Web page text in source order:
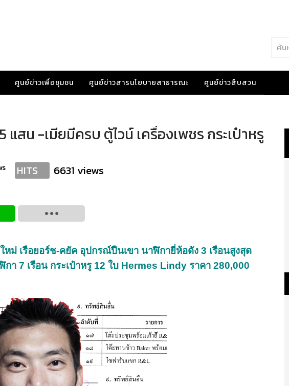
ศูนย์ข่าวเพื่อชุมชน ศูนย์ข่าวสารนโยบายสาธารณะ ศูนย์ข่าวสืบสวน
แสน -เมียมีครบ ตู้ไวน์ เครื่องเพชร กระเป๋าหรู
HITS 6631 views
หม่ เรือยอร์ช-คยัค อุปกรณ์ปืนเขา นาฬิกายี่ห้อดัง 3 เรือนสูงสุด
า 7 เรือน กระเป๋าหรู 12 ใบ Hermes Lindy ราคา 280,000